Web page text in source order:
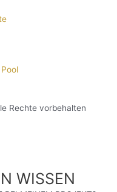
Rechte vorbehalten
WISSEN